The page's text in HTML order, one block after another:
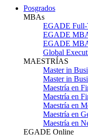
Posgrados
MBAs
EGADE
EGADE
EGADE
Global
MAESTRÍAS
Master in
Master in
Maestría en
Maestría en
Maestría en
Maestría en
Maestría en
EGADE Online